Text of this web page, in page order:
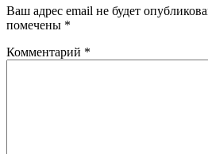
Ваш адрес email не будет
помечены *
Комментарий *